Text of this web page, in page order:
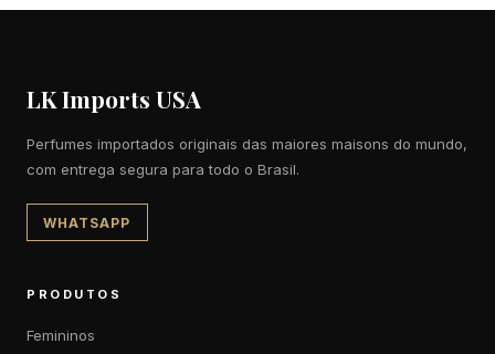
LK Imports USA
Perfumes importados originais das maiores maisons do mundo,
com entrega segura para todo o Brasil.
WHATSAPP
PRODUTOS
Femininos